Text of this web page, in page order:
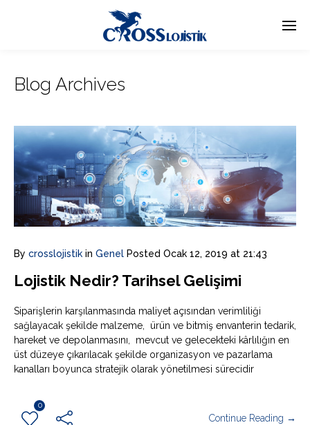
Blog Archives
By crosslojistik in Genel Posted Ocak 12, 2019 at 21:43
Lojistik Nedir? Tarihsel Gelişimi
Siparişlerin karşılanmasında maliyet açısından verimliliği
sağlayacak şekilde malzeme, ürün ve bitmiş envanterin tedarik,
hareket ve depolanmasını, mevcut ve gelecekteki kârlılığın en
üst düzeye çıkarılacak şekilde organizasyon ve pazarlama
kanalları boyunca stratejik olarak yönetilmesi sürecidir
0
Continue Reading →